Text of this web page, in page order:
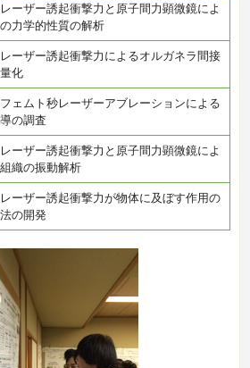
ーザー誘起衝撃力と原子間力顕微鏡によ
力学的性質の解析
ーザー誘起衝撃力によるオルガネラ間接
化
ェムト秒レーザーアブレーションによる
の調査
ーザー誘起衝撃力と原子間力顕微鏡によ
織の振動解析
ーザー誘起衝撃力が物体に及ぼす作用の
の開発